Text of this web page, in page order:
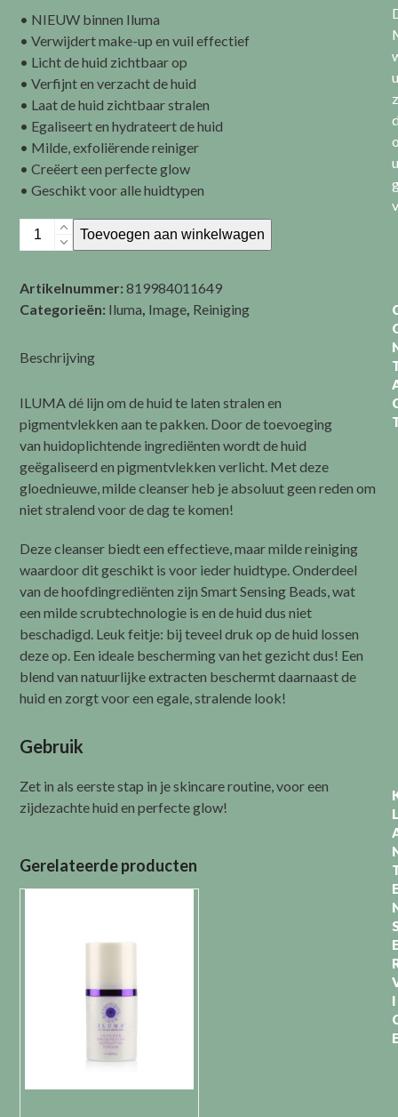
• NIEUW binnen Iluma
• Verwijdert make-up en vuil effectief
• Licht de huid zichtbaar op
• Verfijnt en verzacht de huid
• Laat de huid zichtbaar stralen
• Egaliseert en hydrateert de huid
• Milde, exfoliërende reiniger
• Creëert een perfecte glow
• Geschikt voor alle huidtypen
ILUMA
-
Brightening
Exfoliating
aantal
Toevoegen aan winkelwagen
Artikelnummer:819984011649
Categorieën: Iluma, Image, Reiniging
Beschrijving
ILUMA dé lijn om de huid te laten stralen en
pigmentvlekken aan te pakken. Door de toevoeging
van huidoplichtende ingrediënten wordt de huid
geëgaliseerd en pigmentvlekken verlicht. Met deze
gloednieuwe, milde cleanser heb je absoluut geen reden om
niet stralend voor de dag te komen!
Deze cleanser biedt een effectieve, maar milde reiniging
waardoor dit geschikt is voor ieder huidtype. Onderdeel
van de hoofdingrediënten zijn Smart Sensing Beads, wat
een milde scrubtechnologie is en de huid dus niet
beschadigd. Leuk feitje: bij teveel druk op de huid lossen
deze op. Een ideale bescherming van het gezicht dus! Een
blend van natuurlijke extracten beschermt daarnaast de
huid en zorgt voor een egale, stralende look!
Gebruik
Zet in als eerste stap in je skincare routine, voor een
zijdezachte huid en perfecte glow!
Gerelateerde producten
u
L
I